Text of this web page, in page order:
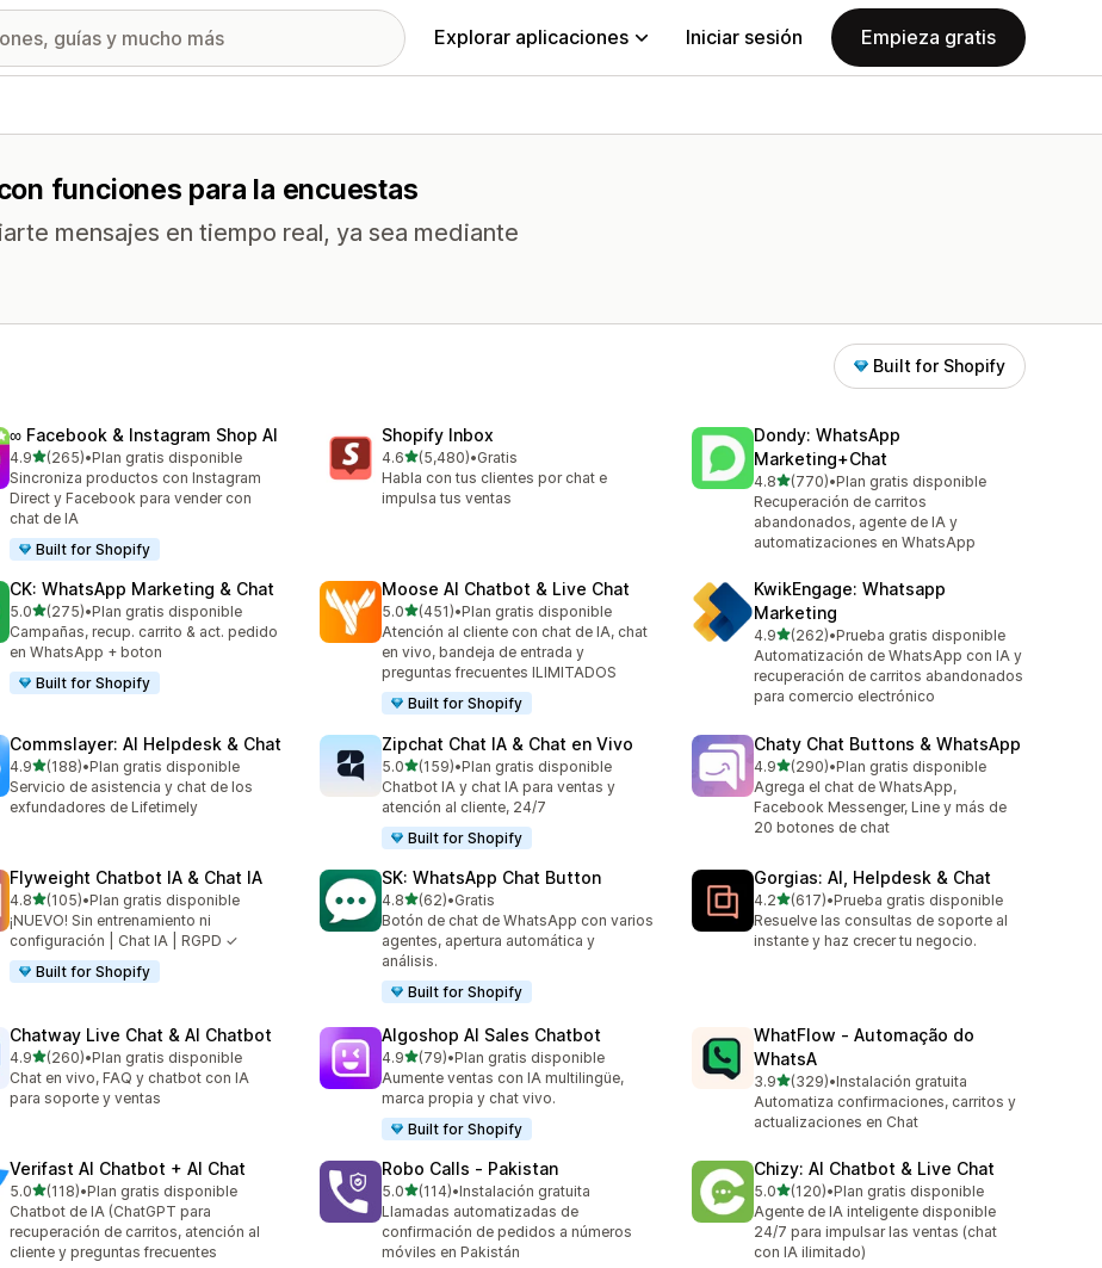
Explorar aplicaciones Iniciar sesión Empieza gratis
funciones para la encuestas
mensajes en tiempo real, ya sea mediante
Built for Shopify
∞ Facebook & Instagram Shop AI
4.9de 5 estrellas
(265)
265 reseñas en total
•Plan gratis disponible
Sincroniza productos con Instagram
Direct y Facebook para vender con
chat de IA
Built for Shopify
Shopify Inbox
4.6de 5 estrellas
(5,480)
5480 reseñas en total
•Gratis
Habla con tus clientes por chat e
impulsa tus ventas
Dondy: WhatsApp
Marketing+Chat
4.8de 5 estrellas
(770)
770 reseñas en total
•Plan gratis disponible
Recuperación de carritos
abandonados, agente de IA y
automatizaciones en WhatsApp
CK: WhatsApp Marketing & Chat
5.0de 5 estrellas
(275)
275 reseñas en total
•Plan gratis disponible
Campañas, recup. carrito & act. pedido
en WhatsApp + boton
Built for Shopify
Moose AI Chatbot & Live Chat
5.0de 5 estrellas
(451)
451 reseñas en total
•Plan gratis disponible
Atención al cliente con chat de IA, chat
en vivo, bandeja de entrada y
preguntas frecuentes ILIMITADOS
Built for Shopify
KwikEngage: Whatsapp
Marketing
4.9de 5 estrellas
(262)
262 reseñas en total
•Prueba gratis disponible
Automatización de WhatsApp con IA y
recuperación de carritos abandonados
para comercio electrónico
Commslayer: AI Helpdesk & Chat
4.9de 5 estrellas
(188)
188 reseñas en total
•Plan gratis disponible
Servicio de asistencia y chat de los
exfundadores de Lifetimely
Zipchat Chat IA & Chat en Vivo
5.0de 5 estrellas
(159)
159 reseñas en total
•Plan gratis disponible
Chatbot IA y chat IA para ventas y
atención al cliente, 24/7
Built for Shopify
Chaty Chat Buttons & WhatsApp
4.9de 5 estrellas
(290)
290 reseñas en total
•Plan gratis disponible
Agrega el chat de WhatsApp,
Facebook Messenger, Line y más de
20 botones de chat
Flyweight Chatbot IA & Chat IA
4.8de 5 estrellas
(105)
105 reseñas en total
•Plan gratis disponible
¡NUEVO! Sin entrenamiento ni
configuración | Chat IA | RGPD ✓
Built for Shopify
SK: WhatsApp Chat Button
4.8de 5 estrellas
(62)
62 reseñas en total
•Gratis
Botón de chat de WhatsApp con varios
agentes, apertura automática y
análisis.
Built for Shopify
Gorgias: AI, Helpdesk & Chat
4.2de 5 estrellas
(617)
617 reseñas en total
•Prueba gratis disponible
Resuelve las consultas de soporte al
instante y haz crecer tu negocio.
Chatway Live Chat & AI Chatbot
4.9de 5 estrellas
(260)
260 reseñas en total
•Plan gratis disponible
Chat en vivo, FAQ y chatbot con IA
para soporte y ventas
Algoshop AI Sales Chatbot
4.9de 5 estrellas
(79)
79 reseñas en total
•Plan gratis disponible
Aumente ventas con IA multilingüe,
marca propia y chat vivo.
Built for Shopify
WhatFlow ‑ Automação do
WhatsA
3.9de 5 estrellas
(329)
329 reseñas en total
•Instalación gratuita
Automatiza confirmaciones, carritos y
actualizaciones en Chat
Verifast AI Chatbot + AI Chat
5.0de 5 estrellas
(118)
118 reseñas en total
•Plan gratis disponible
Chatbot de IA (ChatGPT para
recuperación de carritos, atención al
cliente y preguntas frecuentes
Robo Calls ‑ Pakistan
5.0de 5 estrellas
(114)
114 reseñas en total
•Instalación gratuita
Llamadas automatizadas de
confirmación de pedidos a números
móviles en Pakistán
Chizy: AI Chatbot & Live Chat
5.0de 5 estrellas
(120)
120 reseñas en total
•Plan gratis disponible
Agente de IA inteligente disponible
24/7 para impulsar las ventas (chat
con IA ilimitado)